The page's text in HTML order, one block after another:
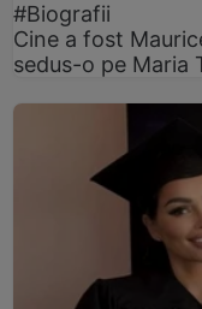
#Biografii
Cine a fost
sedus-o pe Maria